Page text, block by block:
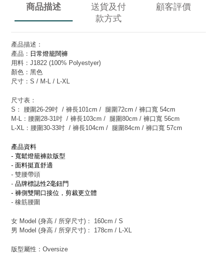
商品描述
送貨及付
款方式
顧客評價
產品描述：
產品： 日常燈籠闊褲
用料：J1822 (100% Polyestyer)
顏色：黑色
尺寸：S / M-L / L-XL
尺寸表：
S：
腰圍26-29吋 / 褲長101cm / 腿圍72cm / 褲口寬 54cm
M-L： 腰圍28-31吋 / 褲長103cm / 腿圍80cm / 褲口寬 56cm
L-XL： 腰圍30-33吋 / 褲長104cm / 腿圍84cm / 褲口寬 57cm
產品資料
- 寬鬆燈籠褲款版型
- 面料挺直舒適
- 雙腰帶頭
- 品牌標誌性2毫鈕門
- 褲側雙閘口接位，剪裁更立體
- 橡筋腰圍
女 Model (身高 / 所穿尺寸)： 160cm / S
男 Model (身高 / 所穿尺寸)： 178cm / L-XL
版型屬性：Oversize